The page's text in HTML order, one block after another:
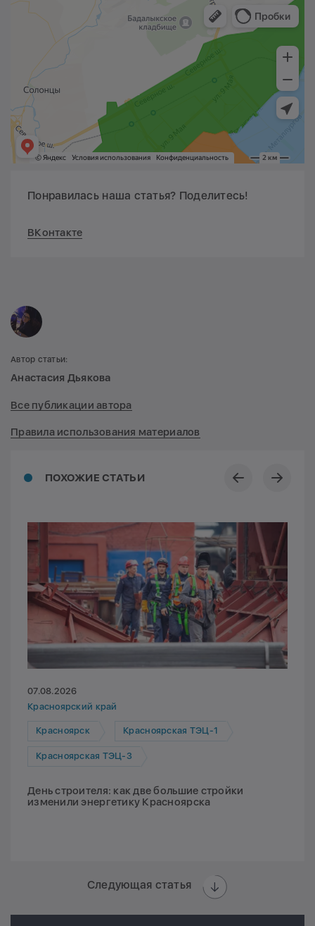
Понравилась наша статья? Поделитесь!
ВКонтакте
ПОХОЖИЕ СТАТЬИ
07.08.2026
Красноярский край
Красноярск Красноярская ТЭЦ-1
Красноярская ТЭЦ-3
День строителя: как две большие стройки
изменили энергетику Красноярска
Следующая статья
Автор статьи:
Анастасия Дьякова
Все публикации автора
Правила использования материалов